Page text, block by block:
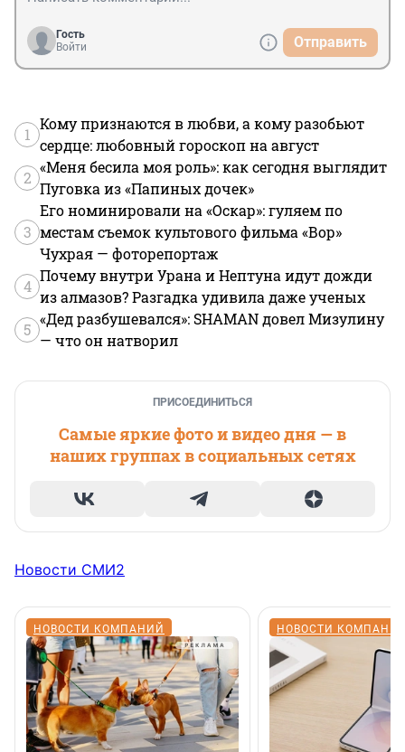
Гость
Войти
Отправить
1
Кому признаются в любви, а кому разобьют
сердце: любовный гороскоп на август
2
«Меня бесила моя роль»: как сегодня выглядит
Пуговка из «Папиных дочек»
3
Его номинировали на «Оскар»: гуляем по
местам съемок культового фильма «Вор»
Чухрая — фоторепортаж
4
Почему внутри Урана и Нептуна идут дожди
из алмазов? Разгадка удивила даже ученых
5
«Дед разбушевался»: SHAMAN довел Мизулину
— что он натворил
ПРИСОЕДИНИТЬСЯ
Самые яркие фото и видео дня — в
наших группах в социальных сетях
Новости СМИ2
НОВОСТИ КОМПАНИЙ НОВОСТИ